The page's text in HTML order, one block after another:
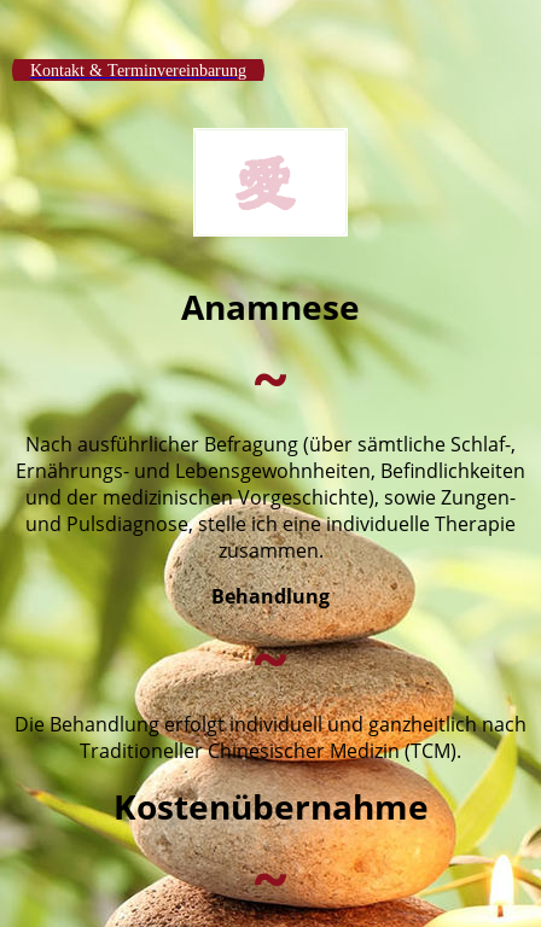
Kontakt & Terminvereinbarung
Anamnese
~
Nach ausführlicher Befragung (über sämtliche Schlaf-,
Ernährungs- und Lebensgewohnheiten, Befindlichkeiten
und der medizinischen Vorgeschichte), sowie Zungen-
und Pulsdiagnose, stelle ich eine individuelle Therapie
zusammen.
Behandlung
~
Die Behandlung erfolgt individuell und ganzheitlich nach
Traditioneller Chinesischer Medizin (TCM).
Kostenübernahme
~